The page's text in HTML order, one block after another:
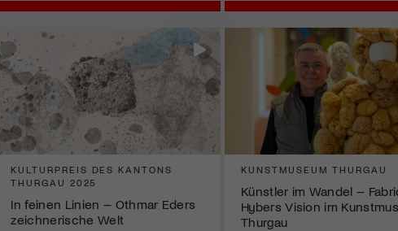
KULTURPREIS DES KANTONS
THURGAU 2025
In feinen Linien – Othmar Eders
zeichnerische Welt
KUNSTMUSEUM THURGAU
Künstler im Wandel –
Hybers Vision im
Thurgau